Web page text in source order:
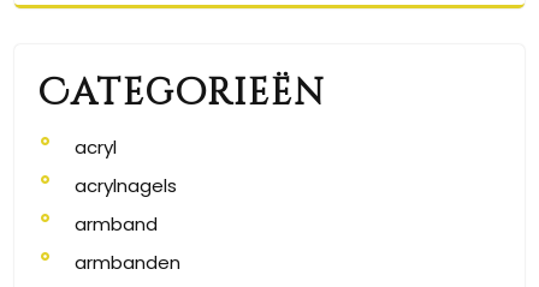
Categorieën
acryl
acrylnagels
armband
armbanden